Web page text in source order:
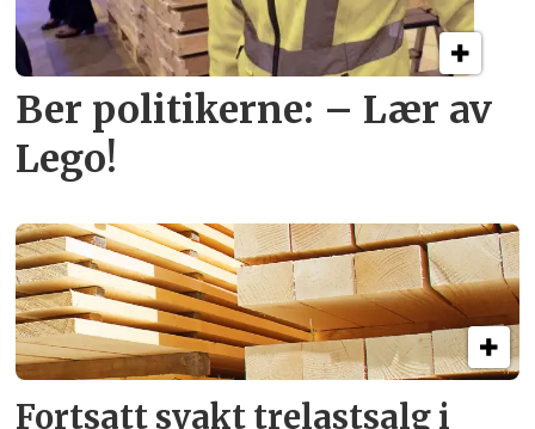
Ber politikerne: – Lær av
Lego!
Fortsatt svakt trelastsalg i